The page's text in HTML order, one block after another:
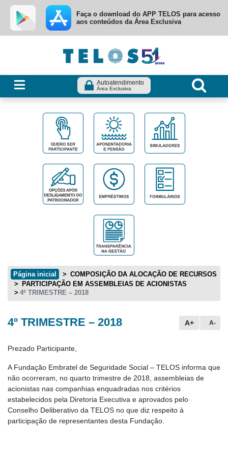
Ir para menu principal
Ir para conteúdo
Ir para busca
Faça o download do APP TELOS para acesso
aos conteúdos da Área Exclusiva
Autoatendimento
Área Exclusiva
Página inicial
COMPOSIÇÃO DA ALOCAÇÃO DE RECURSOS
PARTICIPAÇÃO EM ASSEMBLEIAS DE ACIONISTAS
4º TRIMESTRE – 2018
Conteúdo principal
4º TRIMESTRE – 2018 A+ A-
Prezado Participante,
A Fundação Embratel de Seguridade Social – TELOS informa que
não ocorreram, no quarto trimestre de 2018, assembleias de
acionistas nas companhias enquadradas nos critérios
estabelecidos pela Diretoria Executiva e aprovados pelo
Conselho Deliberativo da TELOS no que diz respeito à
participação de representantes desta Fundação.